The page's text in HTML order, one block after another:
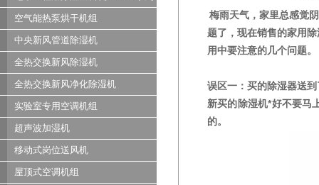
空气能热泵烘干机组
中央新风管道除湿机
全热交换新风除湿机
全热交换新风净化除湿机
实验室专用空调机组
超声波加湿机
移动式岗位送风机
屋顶式空调机组
梅雨天气，家里总感觉
题了，现在销售的家用
用中要注意的几个问题。
误区一：买的除湿器送
新买的除湿机*好不要马
的。